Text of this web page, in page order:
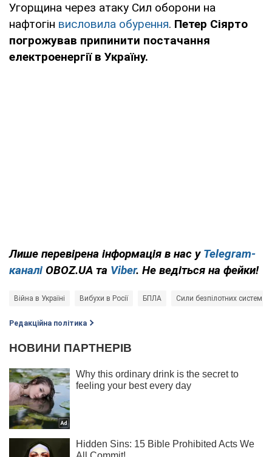
Угорщина через атаку Сил оборони на
нафтогін висловила обурення. Петер Сіярто
погрожував припинити постачання
електроенергії в Україну.
Лише перевірена інформація в нас у Telegram-
каналі OBOZ.UA та Viber. Не ведіться на фейки!
Війна в Україні Вибухи в Росії БПЛА Сили безпілотних систем
Редакційна політика